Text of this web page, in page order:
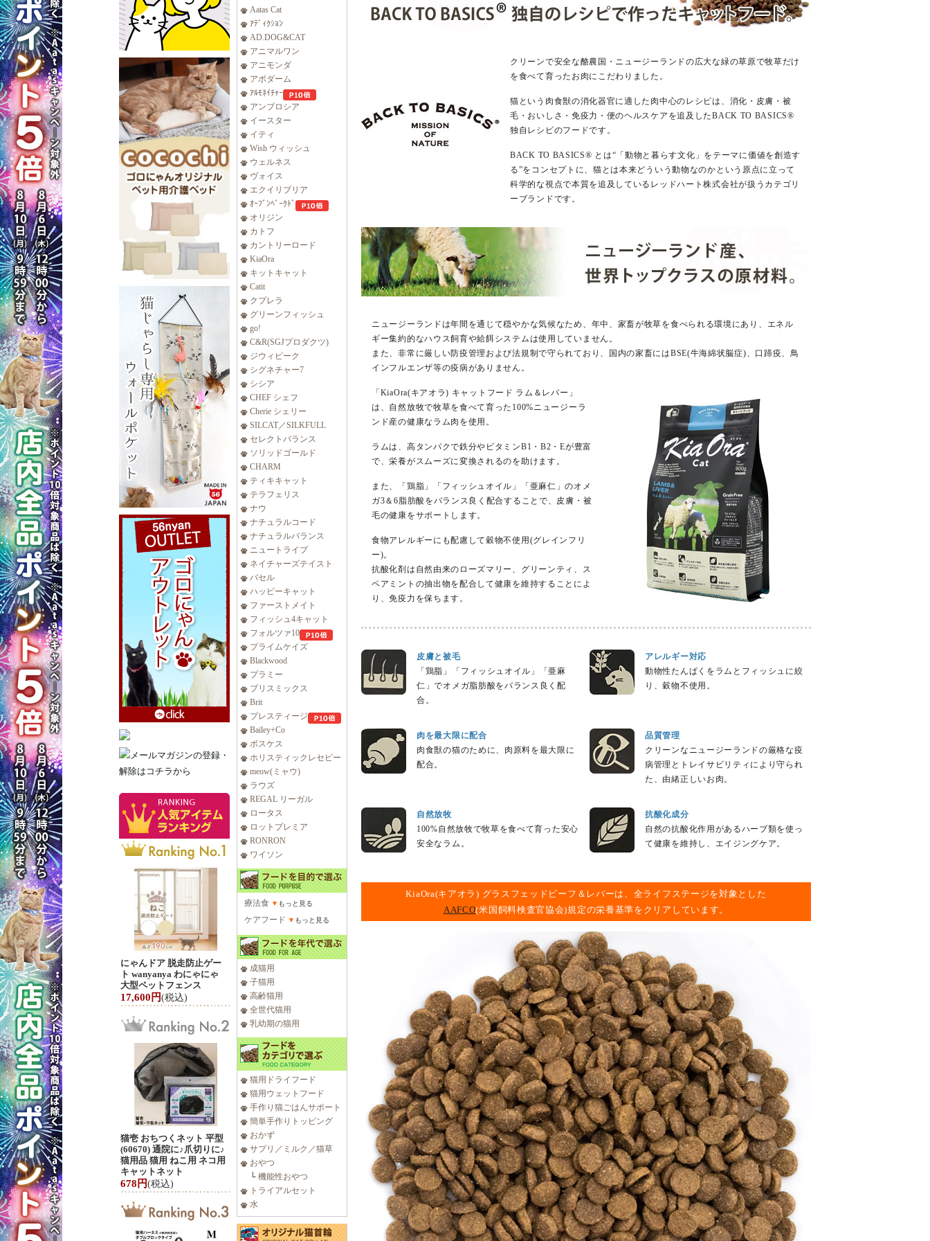
にゃんドア 脱走防止ゲー
ト wanyanya わにゃにゃ
大型ペットフェンス
17,600円(税込)
猫壱 おちつくネット 平型
(60670) 通院に♪爪切りに♪
猫用品 猫用 ねこ用 ネコ用
キャットネット
678円(税込)
Aatas Cat
ｱﾃﾞｨｸｼｮﾝ
AD.DOG&CAT
アニマルワン
アニモンダ
アボダーム
ｱﾙﾓﾈｲﾁｬｰ
アンブロシア
イースター
イティ
Wish ウィッシュ
ウェルネス
ヴォイス
エクイリブリア
ｵｰﾌﾞﾝﾍﾞｰｸﾄﾞ
オリジン
カトフ
カントリーロード
KiaOra
キットキャット
Catit
クプレラ
グリーンフィッシュ
go!
C&R(SGJプロダクツ)
ジウィピーク
シグネチャー7
シシア
CHEF シェフ
Cherie シェリー
SILCAT／SILKFULL
セレクトバランス
ソリッドゴールド
CHARM
ティキキャット
テラフェリス
ナウ
ナチュラルコード
ナチュラルバランス
ニュートライプ
ネイチャーズテイスト
バセル
ハッピーキャット
ファーストメイト
フィッシュ4キャット
フォルツァ10
プライムケイズ
Blackwood
プラミー
ブリスミックス
Brit
プレスティージ
Bailey+Co
ボスケス
ホリスティックレセピー
meow(ミャウ)
ラウズ
REGAL リーガル
ロータス
ロットプレミア
RONRON
ワイソン
療法食 ▼ もっと見る
ケアフード ▼ もっと見る
成猫用
子猫用
高齢猫用
全世代猫用
乳幼期の猫用
猫用ドライフード
猫用ウェットフード
手作り猫ごはんサポート
簡単手作りトッピング
おかず
サプリ／ミルク／猫草
おやつ
└ 機能性おやつ
トライアルセット
水
クリーンで安全な酪農国・ニュージーランドの広大な緑の草原で牧草だけ
を食べて育ったお肉にこだわりました。
猫という肉食獣の消化器官に適した肉中心のレシピは、消化・皮膚・被
毛・おいしさ・免疫力・便のヘルスケアを追及したBACK TO BASICS®
独自レシピのフードです。
BACK TO BASICS® とは“「動物と暮らす文化」をテーマに価値を創造す
る”をコンセプトに、猫とは本来どういう動物なのかという原点に立って
科学的な視点で本質を追及しているレッドハート株式会社が扱うカテゴリ
ーブランドです。
ニュージーランドは年間を通じて穏やかな気候なため、年中、家畜が牧草を食べられる環境にあり、エネル
ギー集約的なハウス飼育や給餌システムは使用していません。
また、非常に厳しい防疫管理および法規制で守られており、国内の家畜にはBSE(牛海綿状脳症)、口蹄疫、鳥
インフルエンザ等の疫病がありません。
「KiaOra(キアオラ) キャットフード ラム＆レバー」
は、自然放牧で牧草を食べて育った100%ニュージーラ
ンド産の健康なラム肉を使用。
ラムは、高タンパクで鉄分やビタミンB1・B2・Eが豊富
で、栄養がスムーズに変換されるのを助けます。
また、「鶏脂」「フィッシュオイル」「亜麻仁」のオメ
ガ3＆6脂肪酸をバランス良く配合することで、皮膚・被
毛の健康をサポートします。
食物アレルギーにも配慮して穀物不使用(グレインフリ
ー)。
抗酸化剤は自然由来のローズマリー、グリーンティ、ス
ペアミントの抽出物を配合して健康を維持することによ
り、免疫力を保ちます。
皮膚と被毛
「鶏脂」「フィッシュオイル」「亜麻
仁」でオメガ脂肪酸をバランス良く配
合。
アレルギー対応
動物性たんぱくをラムとフィッシュに絞
り、穀物不使用。
肉を最大限に配合
肉食獣の猫のために、肉原料を最大限に
配合。
品質管理
クリーンなニュージーランドの厳格な疫
病管理とトレイサビリティにより守られ
た、由緒正しいお肉。
自然放牧
100%自然放牧で牧草を食べて育った安心
安全なラム。
抗酸化成分
自然の抗酸化作用があるハーブ類を使っ
て健康を維持し、エイジングケア。
KiaOra(キアオラ) グラスフェッドビーフ＆レバーは、全ライフステージを対象とした
AAFCO(米国飼料検査官協会)規定の栄養基準をクリアしています。